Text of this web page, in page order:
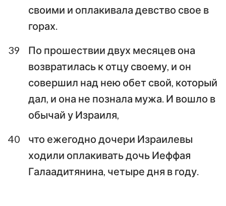
своими и оплакивала девство свое в
горах.
39
По прошествии двух месяцев она
возвратилась к отцу своему, и он
совершил над нею обет свой, который
дал, и она не познала мужа. И вошло в
обычай у Израиля,
40
что ежегодно дочери Израилевы
ходили оплакивать дочь Иеффая
Галаадитянина, четыре дня в году.